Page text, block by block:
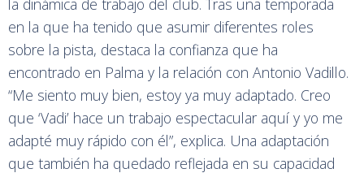
en la que ha tenido que asumir diferentes roles
sobre la pista, destaca la confianza que ha
encontrado en Palma y la relación con Antonio Vadillo.
“Me siento muy bien, estoy ya muy adaptado. Creo
que ‘Vadi’ hace un trabajo espectacular aquí y yo me
adapté muy rápido con él”, explica. Una adaptación
que también ha quedado reflejada en su capacidad